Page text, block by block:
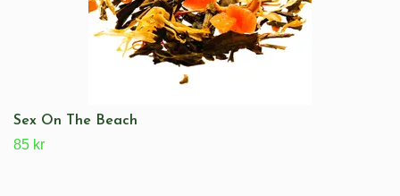
Sex On The Beach
85 kr